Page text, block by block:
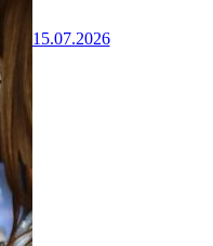
15.07.2026